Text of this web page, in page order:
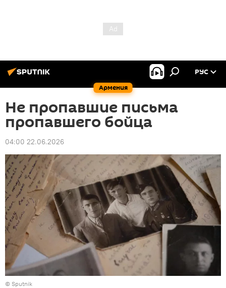
Армения
РУС
Не пропавшие письма
пропавшего бойца
04:00 22.06.2026
© Sputnik